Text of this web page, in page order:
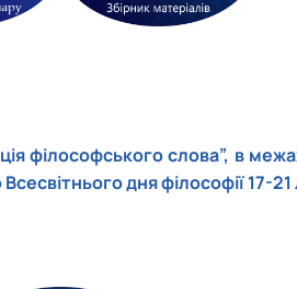
філософського слова”, в
дня філософії 17-21